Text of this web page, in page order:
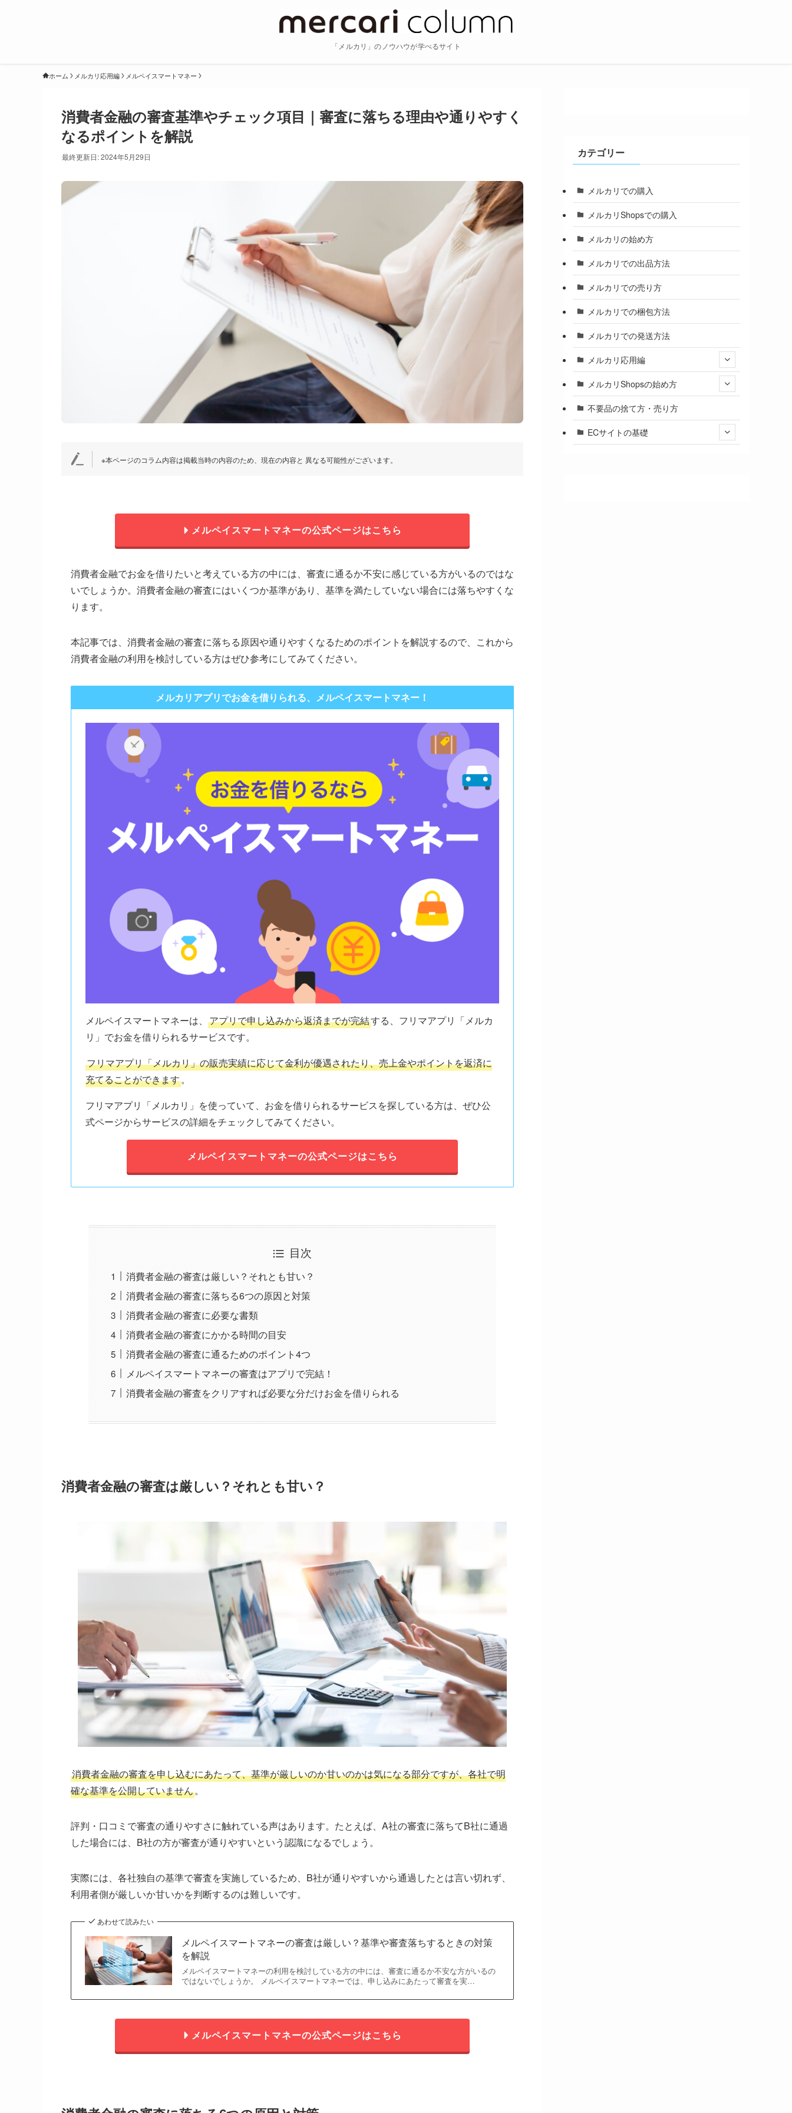
「メルカリ」のノウハウが学べるサイト
ホーム メルカリ応用編 メルペイスマートマネー
消費者金融の審査基準やチェック項目｜審査に落ちる理由や通りやすく
なるポイントを解説
最終更新日: 2024年5月29日
※本ページのコラム内容は掲載当時の内容のため、現在の内容と 異なる可能性がございます。
メルペイスマートマネーの公式ページはこちら
消費者金融でお金を借りたいと考えている方の中には、審査に通るか不安に感じている方がいるのではな
いでしょうか。消費者金融の審査にはいくつか基準があり、基準を満たしていない場合には落ちやすくな
ります。
本記事では、消費者金融の審査に落ちる原因や通りやすくなるためのポイントを解説するので、これから
消費者金融の利用を検討している方はぜひ参考にしてみてください。
メルカリアプリでお金を借りられる、メルペイスマートマネー！
メルペイスマートマネーは、 アプリで申し込みから返済までが完結する、フリマアプリ「メルカ
リ」でお金を借りられるサービスです。
フリマアプリ「メルカリ」の販売実績に応じて金利が優遇されたり、売上金やポイントを返済に
充てることができます。
フリマアプリ「メルカリ」を使っていて、お金を借りられるサービスを探している方は、ぜひ公
式ページからサービスの詳細をチェックしてみてください。
メルペイスマートマネーの公式ページはこちら
目次
消費者金融の審査は厳しい？それとも甘い？
消費者金融の審査に落ちる6つの原因と対策
消費者金融の審査に必要な書類
消費者金融の審査にかかる時間の目安
消費者金融の審査に通るためのポイント4つ
メルペイスマートマネーの審査はアプリで完結！
消費者金融の審査をクリアすれば必要な分だけお金を借りられる
消費者金融の審査は厳しい？それとも甘い？
消費者金融の審査を申し込むにあたって、基準が厳しいのか甘いのかは気になる部分ですが、各社で明
確な基準を公開していません。
評判・口コミで審査の通りやすさに触れている声はあります。たとえば、A社の審査に落ちてB社に通過
した場合には、B社の方が審査が通りやすいという認識になるでしょう。
実際には、各社独自の基準で審査を実施しているため、B社が通りやすいから通過したとは言い切れず、
利用者側が厳しいか甘いかを判断するのは難しいです。
あわせて読みたい
メルペイスマートマネーの審査は厳しい？基準や審査落ちするときの対策
を解説
メルペイスマートマネーの利用を検討している方の中には、審査に通るか不安な方がいるの
ではないでしょうか。 メルペイスマートマネーでは、申し込みにあたって審査を実…
メルペイスマートマネーの公式ページはこちら
カテゴリー
メルカリでの購入
メルカリShopsでの購入
メルカリの始め方
メルカリでの出品方法
メルカリでの売り方
メルカリでの梱包方法
メルカリでの発送方法
メルカリ応用編
メルカリShopsの始め方
不要品の捨て方・売り方
ECサイトの基礎